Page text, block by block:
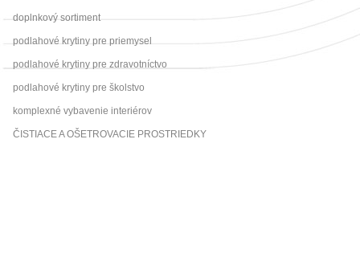
doplnkový sortiment
podlahové krytiny pre priemysel
podlahové krytiny pre zdravotníctvo
podlahové krytiny pre školstvo
komplexné vybavenie interiérov
ČISTIACE A OŠETROVACIE PROSTRIEDKY